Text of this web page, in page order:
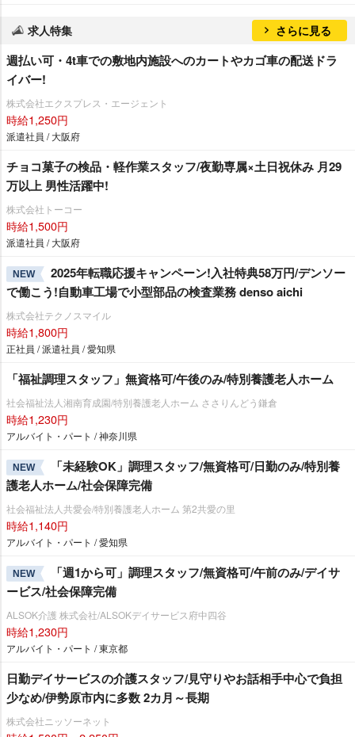
求人特集 さらに見る
週払い可・4t車での敷地内施設へのカートやカゴ車の配送ドラ
イバー!
株式会社エクスプレス・エージェント
時給1,250円
派遣社員 / 大阪府
チョコ菓子の検品・軽作業スタッフ/夜勤専属×土日祝休み 月29
万以上 男性活躍中!
株式会社トーコー
時給1,500円
派遣社員 / 大阪府
NEW
2025年転職応援キャンペーン!入社特典58万円/デンソー
で働こう!自動車工場で小型部品の検査業務 denso aichi
株式会社テクノスマイル
時給1,800円
正社員 / 派遣社員 / 愛知県
「福祉調理スタッフ」無資格可/午後のみ/特別養護老人ホーム
社会福祉法人湘南育成園/特別養護老人ホーム ささりんどう鎌倉
時給1,230円
アルバイト・パート / 神奈川県
NEW
「未経験OK」調理スタッフ/無資格可/日勤のみ/特別養
護老人ホーム/社会保障完備
社会福祉法人共愛会/特別養護老人ホーム 第2共愛の里
時給1,140円
アルバイト・パート / 愛知県
NEW
「週1から可」調理スタッフ/無資格可/午前のみ/デイサ
ービス/社会保障完備
ALSOK介護 株式会社/ALSOKデイサービス府中四谷
時給1,230円
アルバイト・パート / 東京都
日勤デイサービスの介護スタッフ/見守りやお話相手中心で負担
少なめ/伊勢原市内に多数 2カ月～長期
株式会社ニッソーネット